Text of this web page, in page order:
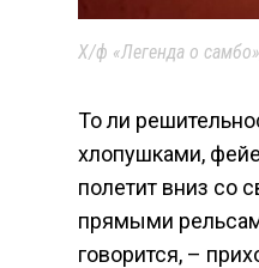
Х/ф «Легенда о
То ли
хлопушками,
полетит вниз со
прямыми рельсам
говорится, –